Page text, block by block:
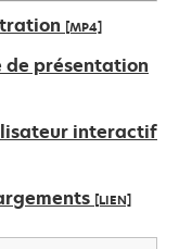
[MP4]
de présentation
interactif
[LIEN]